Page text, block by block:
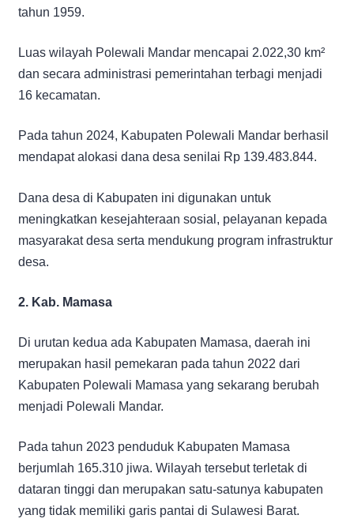
tahun 1959.
Luas wilayah Polewali Mandar mencapai 2.022,30 km²
dan secara administrasi pemerintahan terbagi menjadi
16 kecamatan.
Pada tahun 2024, Kabupaten Polewali Mandar berhasil
mendapat alokasi dana desa senilai Rp 139.483.844.
Dana desa di Kabupaten ini digunakan untuk
meningkatkan kesejahteraan sosial, pelayanan kepada
masyarakat desa serta mendukung program infrastruktur
desa.
2. Kab. Mamasa
Di urutan kedua ada Kabupaten Mamasa, daerah ini
merupakan hasil pemekaran pada tahun 2022 dari
Kabupaten Polewali Mamasa yang sekarang berubah
menjadi Polewali Mandar.
Pada tahun 2023 penduduk Kabupaten Mamasa
berjumlah 165.310 jiwa. Wilayah tersebut terletak di
dataran tinggi dan merupakan satu-satunya kabupaten
yang tidak memiliki garis pantai di Sulawesi Barat.